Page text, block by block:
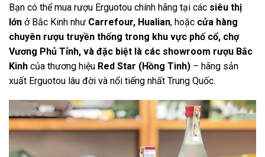
Bạn có thể mua rượu Erguotou chính hãng tại các siêu thị
lớn ở Bắc Kinh như Carrefour, Hualian, hoặc cửa hàng
chuyên rượu truyền thống trong khu vực phố cổ, chợ
Vương Phủ Tỉnh, và đặc biệt là các showroom rượu Bắc
Kinh của thương hiệu Red Star (Hồng Tinh) – hãng sản
xuất Erguotou lâu đời và nổi tiếng nhất Trung Quốc.